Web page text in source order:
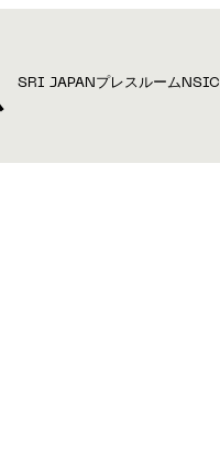
SRI JAPAN プレスルーム NSIC